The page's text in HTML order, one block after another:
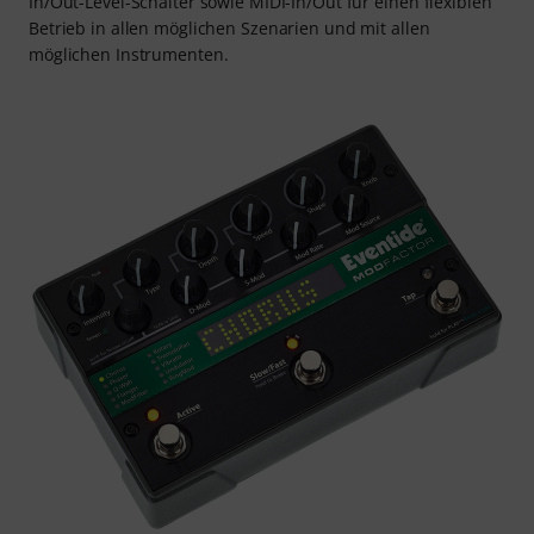
Betrieb in allen möglichen Szenarien und mit allen
möglichen Instrumenten.